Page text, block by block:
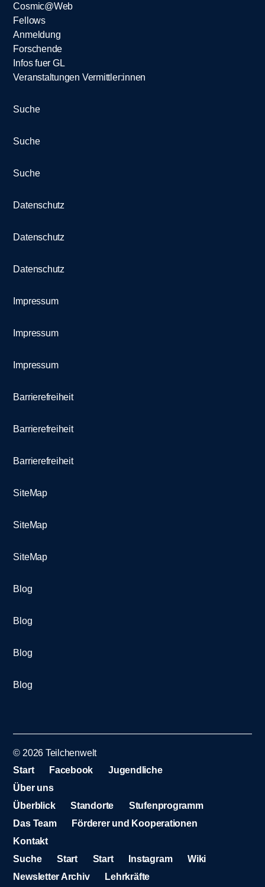
Cosmic@Web
Fellows
Anmeldung
Forschende
Infos fuer GL
Veranstaltungen Vermittler:innen
Suche
Suche
Suche
Datenschutz
Datenschutz
Datenschutz
Impressum
Impressum
Impressum
Barrierefreiheit
Barrierefreiheit
Barrierefreiheit
SiteMap
SiteMap
SiteMap
Blog
Blog
Blog
Blog
© 2026 Teilchenwelt
Start
Facebook
Jugendliche
Über uns
Überblick
Standorte
Stufenprogramm
Das Team
Förderer und Kooperationen
Kontakt
Suche
Start Start Instagram
Wiki
Newsletter Archiv
Lehrkräfte